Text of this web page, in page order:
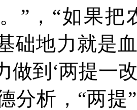
”，“如果把
础地力就是
做到‘两提一
析，“两提”